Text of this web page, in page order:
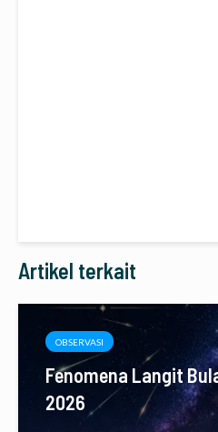
Artikel terkait
OBSERVASI
Fenomena Langit
2026